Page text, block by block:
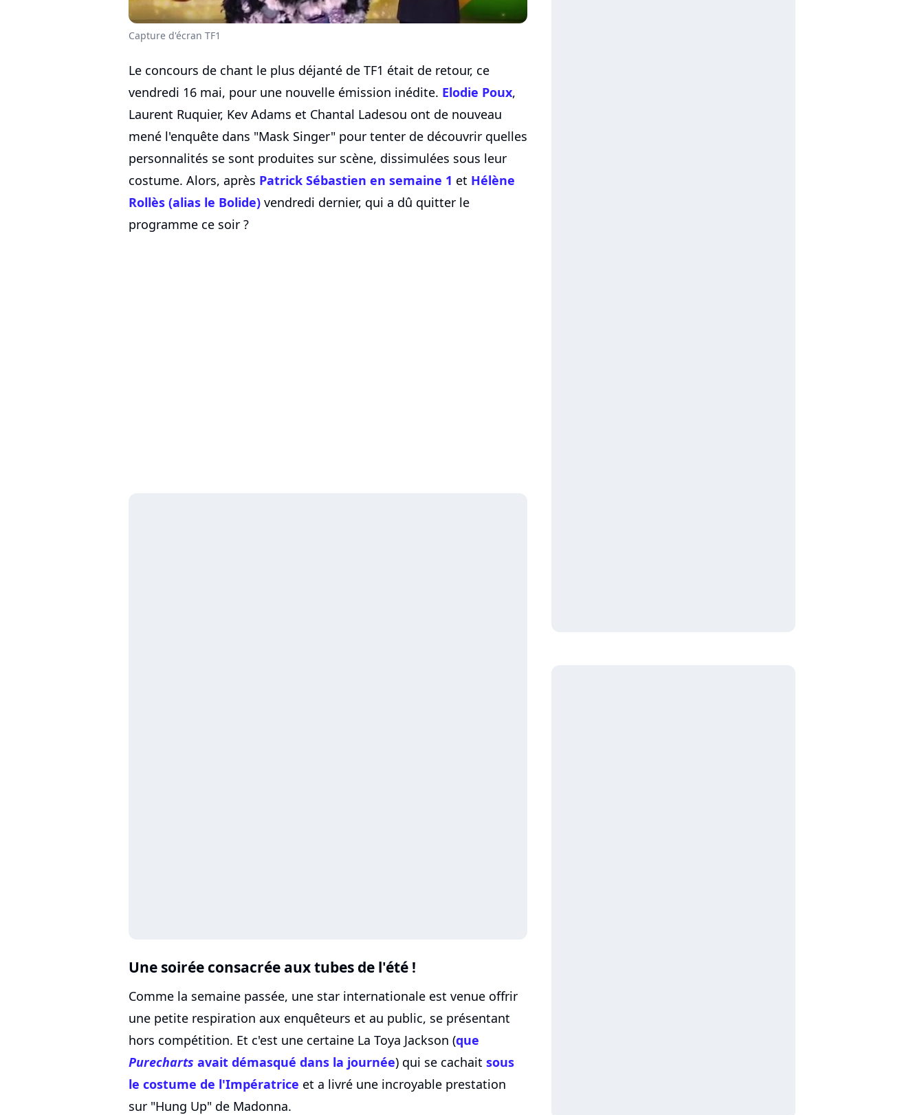
Capture d'écran TF1
Le concours de chant le plus déjanté de TF1 était de retour, ce
vendredi 16 mai, pour une nouvelle émission inédite. Elodie Poux,
Laurent Ruquier, Kev Adams et Chantal Ladesou ont de nouveau
mené l'enquête dans "Mask Singer" pour tenter de découvrir quelles
personnalités se sont produites sur scène, dissimulées sous leur
costume. Alors, après Patrick Sébastien en semaine 1 et Hélène
Rollès (alias le Bolide) vendredi dernier, qui a dû quitter le
programme ce soir ?
Une soirée consacrée aux tubes de l'été !
Comme la semaine passée, une star internationale est venue offrir
une petite respiration aux enquêteurs et au public, se présentant
hors compétition. Et c'est une certaine La Toya Jackson (que
Purecharts avait démasqué dans la journée) qui se cachait sous
le costume de l'Impératrice et a livré une incroyable prestation
sur "Hung Up" de Madonna.